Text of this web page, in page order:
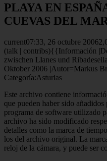
PLAYA EN
CUEVAS DEL
current07:33, 26 octubre
(talk | contribs){{Información
zwischen Llanes und
Oktober 2006 |Autor=Markus
Categoría:Asturias
Este archivo contiene
que pueden haber sido
programa de software utilizado
archivo ha sido modificado
detalles como la marca de
los del archivo original. La
reloj de la cámara, y puede ser